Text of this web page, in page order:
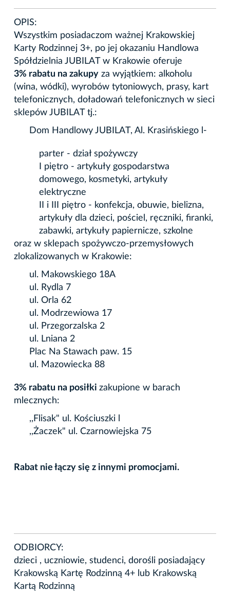
OPIS:
Wszystkim posiadaczom ważnej Krakowskiej
Karty Rodzinnej 3+, po jej okazaniu Handlowa
Spółdzielnia JUBILAT w Krakowie oferuje
3% rabatu na zakupy za wyjątkiem: alkoholu
(wina, wódki), wyrobów tytoniowych, prasy, kart
telefonicznych, doładowań telefonicznych w sieci
sklepów JUBILAT tj.:
Dom Handlowy JUBILAT, Al. Krasińskiego l-
parter - dział spożywczy
I piętro - artykuły gospodarstwa
domowego, kosmetyki, artykuły
elektryczne
II i III piętro - konfekcja, obuwie, bielizna,
artykuły dla dzieci, pościel, ręczniki, firanki,
zabawki, artykuły papiernicze, szkolne
oraz w sklepach spożywczo-przemysłowych
zlokalizowanych w Krakowie:
ul. Makowskiego 18A
ul. Rydla 7
ul. Orla 62
ul. Modrzewiowa 17
ul. Przegorzalska 2
ul. Lniana 2
Plac Na Stawach paw. 15
ul. Mazowiecka 88
3% rabatu na posiłki zakupione w barach
mlecznych:
,,Flisak" ul. Kościuszki l
,,Żaczek" ul. Czarnowiejska 75
Rabat nie łączy się z innymi promocjami.
ODBIORCY:
dzieci , uczniowie, studenci, dorośli posiadający
Krakowską Kartę Rodzinną 4+ lub Krakowską
Kartą Rodzinną